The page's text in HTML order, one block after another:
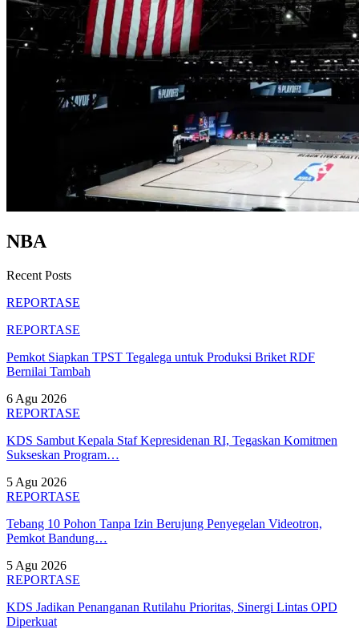
NBA
Recent Posts
REPORTASE
REPORTASE
Pemkot Siapkan TPST Tegalega untuk Produksi Briket RDF
Bernilai Tambah
6 Agu 2026
REPORTASE
KDS Sambut Kepala Staf Kepresidenan RI, Tegaskan Komitmen
Sukseskan Program…
5 Agu 2026
REPORTASE
Tebang 10 Pohon Tanpa Izin Berujung Penyegelan Videotron,
Pemkot Bandung…
5 Agu 2026
REPORTASE
KDS Jadikan Penanganan Rutilahu Prioritas, Sinergi Lintas OPD
Diperkuat